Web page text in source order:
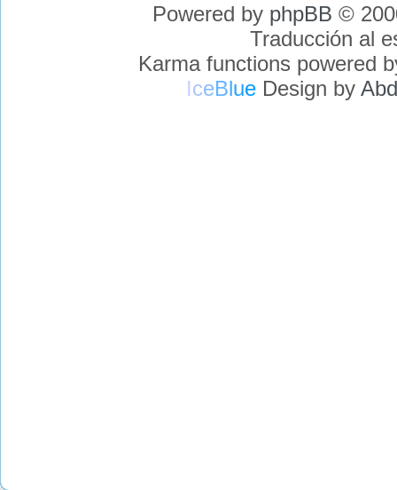
Powered by phpBB ©
Traducción al
Karma functions powered
IceBlueDesign by